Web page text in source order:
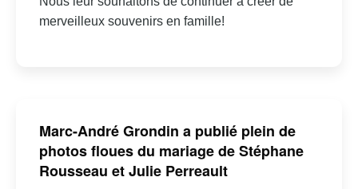
merveilleux souvenirs en famille!
Marc-André Grondin a publié plein de
photos floues du mariage de Stéphane
Rousseau et Julie Perreault